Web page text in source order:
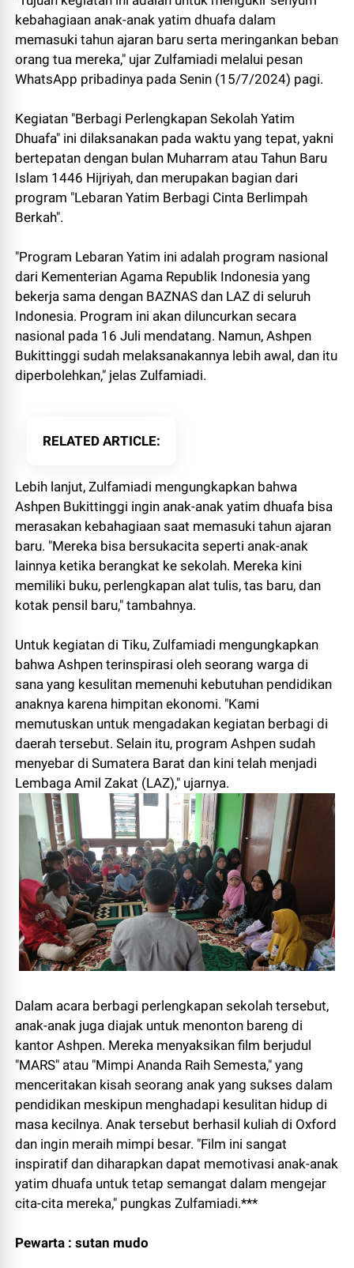
kebahagiaan anak-anak yatim dhuafa dalam
memasuki tahun ajaran baru serta meringankan beban
orang tua mereka," ujar Zulfamiadi melalui pesan
WhatsApp pribadinya pada Senin (15/7/2024) pagi.
Kegiatan "Berbagi Perlengkapan Sekolah Yatim
Dhuafa" ini dilaksanakan pada waktu yang tepat, yakni
bertepatan dengan bulan Muharram atau Tahun Baru
Islam 1446 Hijriyah, dan merupakan bagian dari
program "Lebaran Yatim Berbagi Cinta Berlimpah
Berkah".
"Program Lebaran Yatim ini adalah program nasional
dari Kementerian Agama Republik Indonesia yang
bekerja sama dengan BAZNAS dan LAZ di seluruh
Indonesia. Program ini akan diluncurkan secara
nasional pada 16 Juli mendatang. Namun, Ashpen
Bukittinggi sudah melaksanakannya lebih awal, dan itu
diperbolehkan," jelas Zulfamiadi.
RELATED ARTICLE
Lebih lanjut, Zulfamiadi mengungkapkan bahwa
Ashpen Bukittinggi ingin anak-anak yatim dhuafa bisa
merasakan kebahagiaan saat memasuki tahun ajaran
baru. "Mereka bisa bersukacita seperti anak-anak
lainnya ketika berangkat ke sekolah. Mereka kini
memiliki buku, perlengkapan alat tulis, tas baru, dan
kotak pensil baru," tambahnya.
Untuk kegiatan di Tiku, Zulfamiadi mengungkapkan
bahwa Ashpen terinspirasi oleh seorang warga di
sana yang kesulitan memenuhi kebutuhan pendidikan
anaknya karena himpitan ekonomi. "Kami
memutuskan untuk mengadakan kegiatan berbagi di
daerah tersebut. Selain itu, program Ashpen sudah
menyebar di Sumatera Barat dan kini telah menjadi
Lembaga Amil Zakat (LAZ)," ujarnya.
Dalam acara berbagi perlengkapan sekolah tersebut,
anak-anak juga diajak untuk menonton bareng di
kantor Ashpen. Mereka menyaksikan film berjudul
"MARS" atau "Mimpi Ananda Raih Semesta," yang
menceritakan kisah seorang anak yang sukses dalam
pendidikan meskipun menghadapi kesulitan hidup di
masa kecilnya. Anak tersebut berhasil kuliah di Oxford
dan ingin meraih mimpi besar. "Film ini sangat
inspiratif dan diharapkan dapat memotivasi anak-anak
yatim dhuafa untuk tetap semangat dalam mengejar
cita-cita mereka," pungkas Zulfamiadi.***
Pewarta : sutan mudo